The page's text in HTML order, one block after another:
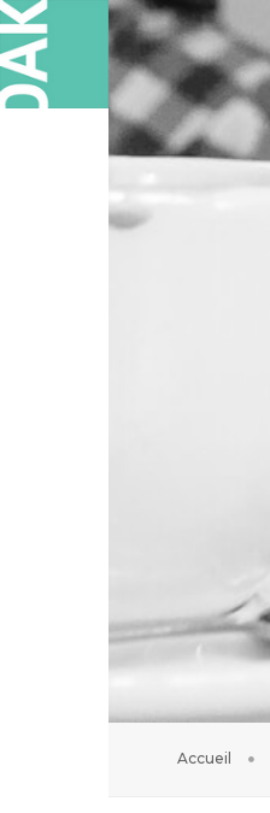
Accueil